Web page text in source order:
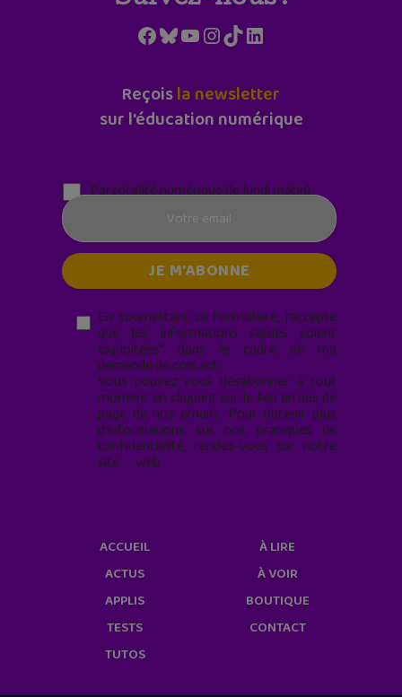
Facebook
Bluesky
YouTube
Instagram
TikTokLinkedIn
Reçoisla newsletter
sur l'éducation numérique
Parentalité numérique (le lundi matin)
En soumettant ce formulaire, j’accepte
que les informations saisies soient
exploitées* dans le cadre de ma
demande de contact.
Vous pouvez vous désabonner à tout
moment en cliquant sur le lien en bas de
page de nos emails. Pour obtenir plus
d'informations sur nos pratiques de
confidentialité, rendez-vous sur notre
site web
ACCUEIL
ACTUS
APPLIS
TESTS
TUTOS
À LIRE
À VOIR
BOUTIQUE
CONTACT